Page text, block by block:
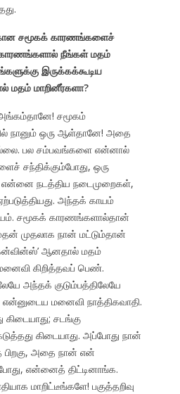
சமூகக் காரணங்களைச்
நீங்கள் மதம்
இருக்கக்கூடிய
மதம் மாறினீர்களா?
அங்கம்தானே! சமூகம்
நானும் ஒரு ஆள்தானே! அதை
பல சம்பவங்களை என்னால்
சந்திக்கும்போது, ஒரு
என்னை நடத்திய நடைமுறைகள்,
அந்தக் காயம்
சமூகக் காரணங்களால்தான்
முதலாக நான் மட்டும்தான்
ஆனதால் மதம்
கிறித்தவப் பெண்.
அந்தக் குடும்பத்திலேயே
என்னுடைய மனைவி நாத்திகவாதி.
கிடையாது; சடங்கு
கிடையாது. அப்போது நான்
பிறகு, அதை நான் என்
என்னைத் திட்டினாங்க.
மாறிட்டீங்களே! பகுத்தறிவு